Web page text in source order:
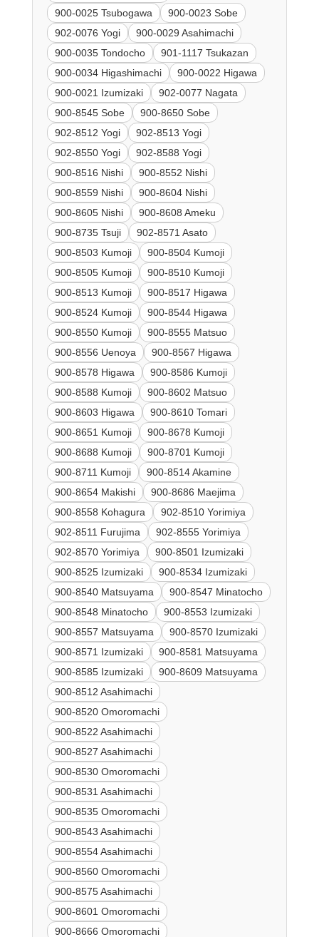
900-0025 Tsubogawa
900-0023 Sobe
902-0076 Yogi
900-0029 Asahimachi
900-0035 Tondocho
901-1117 Tsukazan
900-0034 Higashimachi
900-0022 Higawa
900-0021 Izumizaki
902-0077 Nagata
900-8545 Sobe
900-8650 Sobe
902-8512 Yogi
902-8513 Yogi
902-8550 Yogi
902-8588 Yogi
900-8516 Nishi
900-8552 Nishi
900-8559 Nishi
900-8604 Nishi
900-8605 Nishi
900-8608 Ameku
900-8735 Tsuji
902-8571 Asato
900-8503 Kumoji
900-8504 Kumoji
900-8505 Kumoji
900-8510 Kumoji
900-8513 Kumoji
900-8517 Higawa
900-8524 Kumoji
900-8544 Higawa
900-8550 Kumoji
900-8555 Matsuo
900-8556 Uenoya
900-8567 Higawa
900-8578 Higawa
900-8586 Kumoji
900-8588 Kumoji
900-8602 Matsuo
900-8603 Higawa
900-8610 Tomari
900-8651 Kumoji
900-8678 Kumoji
900-8688 Kumoji
900-8701 Kumoji
900-8711 Kumoji
900-8514 Akamine
900-8654 Makishi
900-8686 Maejima
900-8558 Kohagura
902-8510 Yorimiya
902-8511 Furujima
902-8555 Yorimiya
902-8570 Yorimiya
900-8501 Izumizaki
900-8525 Izumizaki
900-8534 Izumizaki
900-8540 Matsuyama
900-8547 Minatocho
900-8548 Minatocho
900-8553 Izumizaki
900-8557 Matsuyama
900-8570 Izumizaki
900-8571 Izumizaki
900-8581 Matsuyama
900-8585 Izumizaki
900-8609 Matsuyama
900-8512 Asahimachi
900-8520 Omoromachi
900-8522 Asahimachi
900-8527 Asahimachi
900-8530 Omoromachi
900-8531 Asahimachi
900-8535 Omoromachi
900-8543 Asahimachi
900-8554 Asahimachi
900-8560 Omoromachi
900-8575 Asahimachi
900-8601 Omoromachi
900-8666 Omoromachi